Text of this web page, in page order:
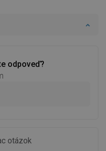
odpoveď?
otázok